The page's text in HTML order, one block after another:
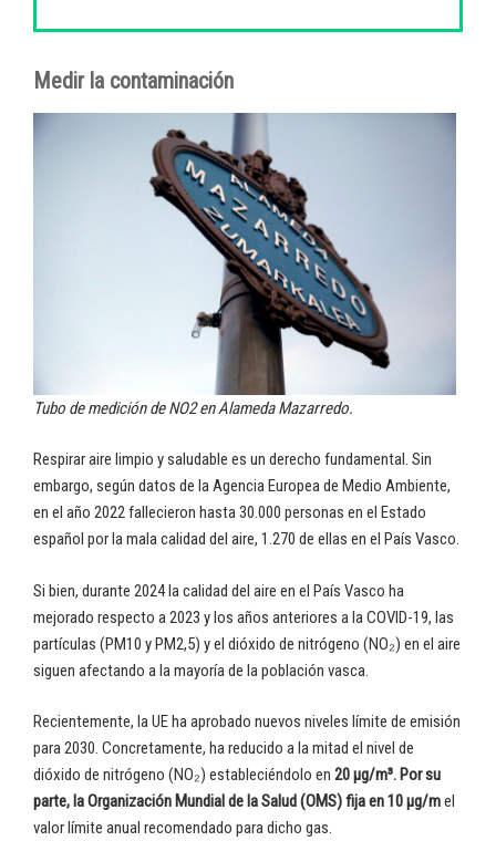
Medir la contaminación
Tubo de medición de NO2 en Alameda Mazarredo.
Respirar aire limpio y saludable es un derecho fundamental. Sin
embargo, según datos de la Agencia Europea de Medio Ambiente,
en el año 2022 fallecieron hasta 30.000 personas en el Estado
español por la mala calidad del aire, 1.270 de ellas en el País Vasco.
Si bien, durante 2024 la calidad del aire en el País Vasco ha
mejorado respecto a 2023 y los años anteriores a la COVID-19, las
partículas (PM10 y PM2,5) y el dióxido de nitrógeno (NO₂) en el aire
siguen afectando a la mayoría de la población vasca.
Recientemente, la UE ha aprobado nuevos niveles límite de emisión
para 2030. Concretamente, ha reducido a la mitad el nivel de
dióxido de nitrógeno (NO₂) estableciéndolo en 20 µg/m³. Por su
parte, la Organización Mundial de la Salud (OMS) fija en 10 µg/mel
valor límite anual recomendado para dicho gas.